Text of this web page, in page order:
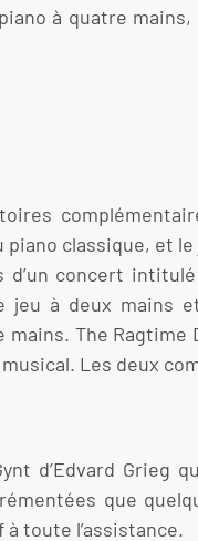
à quatre
classique, et
concert
à deux mains
The
Les deux
d’Edvard Grieg
que
toute l’assistance.